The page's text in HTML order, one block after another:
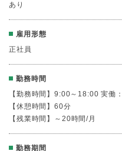
あり
雇用形態
正社員
勤務時間
【勤務時間】9:00～18:00 実働
【休憩時間】60分
【残業時間】～20時間/月
勤務期間